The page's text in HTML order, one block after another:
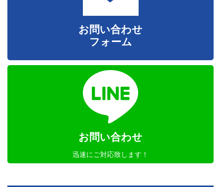
お問い合わせ
フォーム
お問い合わせ
迅速にご対応致します！